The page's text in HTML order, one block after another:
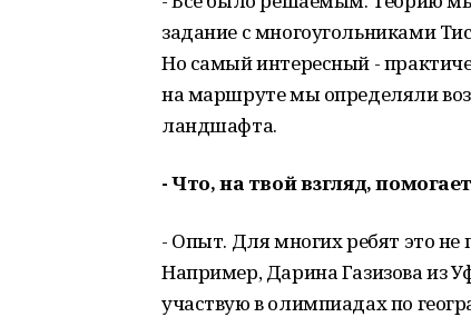
задание с многоугольниками
Но самый интересный -
на маршруте мы определяли
ландшафта.
- Что, на твой взгляд,
- Опыт. Для многих ребят это не
Например, Дарина Газизова из
участвую в олимпиадах по